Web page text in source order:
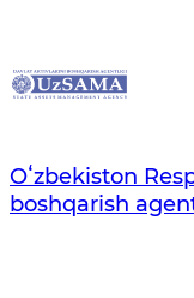
Oʻzbekiston
boshqarish